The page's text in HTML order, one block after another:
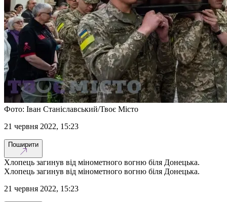
Фото: Іван Станіславський/Твоє Місто
21 червня 2022, 15:23
Поширити
Хлопець загинув від мінометного вогню біля Донецька.
Хлопець загинув від мінометного вогню біля Донецька.
21 червня 2022, 15:23